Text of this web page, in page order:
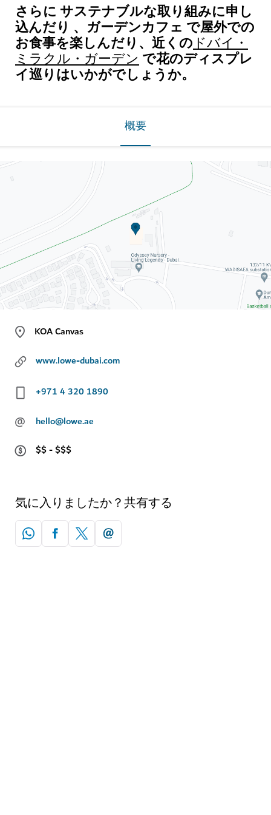
さらに サステナブルな取り組みに申し
込んだり 、ガーデンカフェ で屋外での
お食事を楽しんだり、近くのドバイ・
ミラクル・ガーデンで花のディスプレ
イ巡りはいかがでしょうか。
概要
KOA Canvas
www.lowe-dubai.com
+971 4 320 1890
@
hello@lowe.ae
$$ - $$$
気に入りましたか？共有する